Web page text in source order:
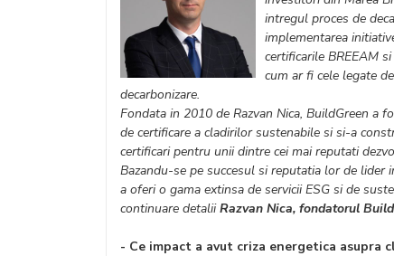
intregul proces de
implementarea
certificarile BREEAM
cum ar fi cele legate
decarbonizare.
Fondata in 2010 de Razvan Nica, BuildGreen a
de certificare a cladirilor sustenabile si si-a
certificari pentru unii dintre cei mai reputati
Bazandu-se pe succesul si reputatia lor de lider
a oferi o gama extinsa de servicii ESG si de
continuare detaliiRazvan Nica, fondatorul
- Ce impact a avut criza energetica